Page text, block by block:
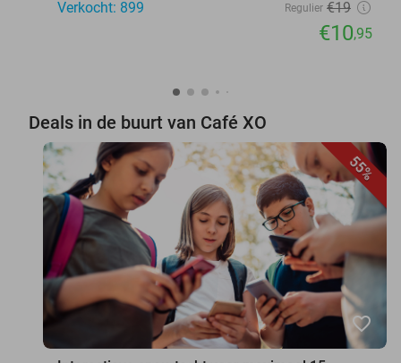
Verkocht: 899
Regulier €19
€10,95
Deals in de buurt van Café XO
55%
favorite_border